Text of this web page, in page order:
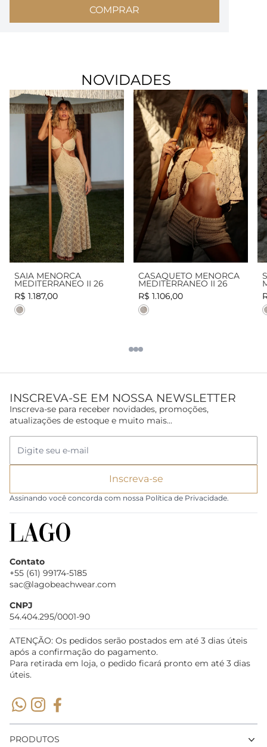
COMPRAR
NOVIDADES
SAIA MENORCA
MEDITERRANEO II 26
R$ 1.187,00
Cor
CASAQUETO MENORCA
MEDITERRANEO II 26
R$ 1.106,00
Cor
INSCREVA-SE EM NOSSA NEWSLETTER
Inscreva-se para receber novidades, promoções,
atualizações de estoque e muito mais...
Inscreva-se
Assinando você concorda com nossa Política de Privacidade.
Contato
+55 (61) 99174-5185
sac@lagobeachwear.com
CNPJ
54.404.295/0001-90
ATENÇÃO: Os pedidos serão postados em até 3 dias úteis
após a confirmação do pagamento.
Para retirada em loja, o pedido ficará pronto em até 3 dias
úteis.
PRODUTOS